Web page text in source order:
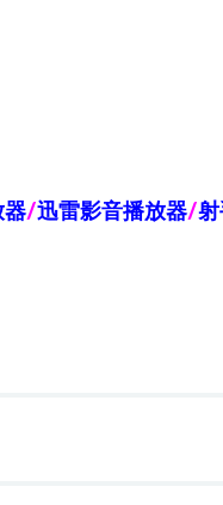
器/迅雷影音播放器/